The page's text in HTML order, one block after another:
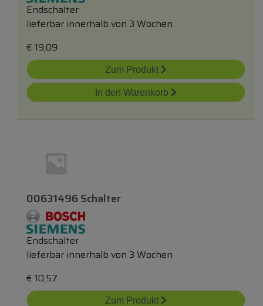
Endschalter
lieferbar innerhalb von 3 Wochen
€ 19,09
Zum Produkt
In den Warenkorb
00631496 Schalter
Endschalter
lieferbar innerhalb von 3 Wochen
€ 10,57
Zum Produkt